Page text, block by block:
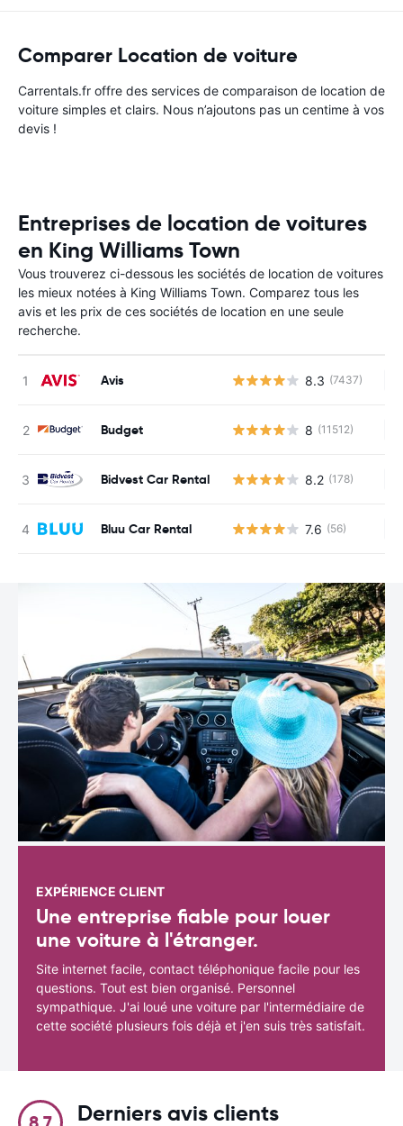
Comparer Location de voiture
Carrentals.fr offre des services de comparaison de location de
voiture simples et clairs. Nous n’ajoutons pas un centime à vos
devis !
Entreprises de location de voitures
en King Williams Town
Vous trouverez ci-dessous les sociétés de location de voitures
les mieux notées à King Williams Town. Comparez tous les
avis et les prix de ces sociétés de location en une seule
recherche.
Avis 8.3 (7437)
Budget 8 (11512)
Bidvest Car Rental 8.2 (178)
Bluu Car Rental 7.6 (56)
EXPÉRIENCE CLIENT
Une entreprise fiable pour louer
une voiture à l'étranger.
Site internet facile, contact téléphonique facile pour les
questions. Tout est bien organisé. Personnel
sympathique. J'ai loué une voiture par l'intermédiaire de
cette société plusieurs fois déjà et j'en suis très satisfait.
Derniers avis clients